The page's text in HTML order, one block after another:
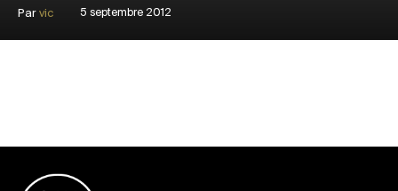
5 septembre 2012
Par vic